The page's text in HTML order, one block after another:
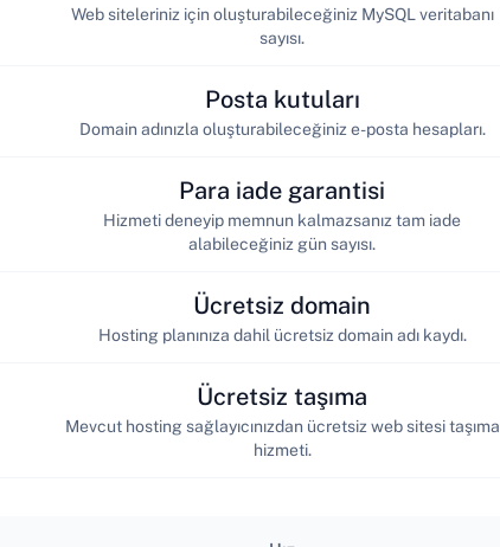
Web siteleriniz için oluşturabileceğiniz MySQL veritabanı
sayısı.
Posta kutuları
Domain adınızla oluşturabileceğiniz e-posta hesapları.
Para iade garantisi
Hizmeti deneyip memnun kalmazsanız tam iade
alabileceğiniz gün sayısı.
Ücretsiz domain
Hosting planınıza dahil ücretsiz domain adı kaydı.
Ücretsiz taşıma
Mevcut hosting sağlayıcınızdan ücretsiz web sitesi taşıma
hizmeti.